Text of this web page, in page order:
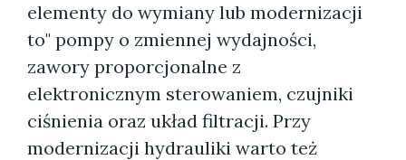
elementy do wymiany lub modernizacji
to" pompy o zmiennej wydajności,
zawory proporcjonalne z
elektronicznym sterowaniem, czujniki
ciśnienia oraz układ filtracji. Przy
modernizacji hydrauliki warto też